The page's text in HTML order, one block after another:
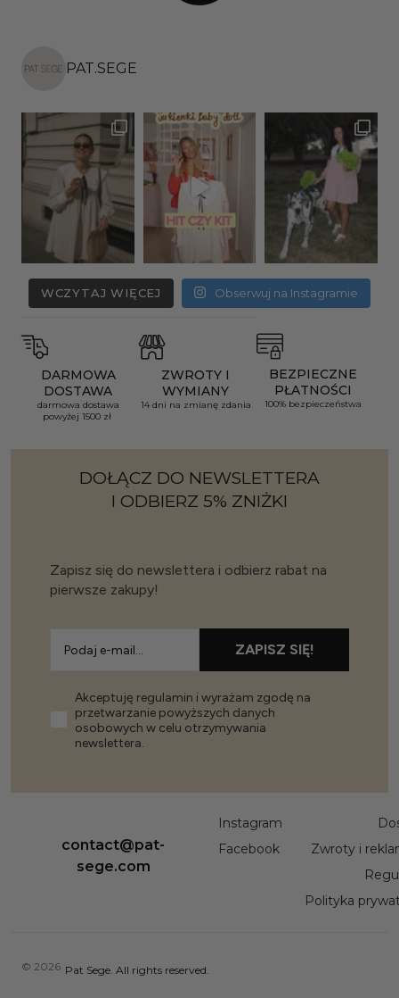
PAT.SEGE
WCZYTAJ WIĘCEJ Obserwuj na Instagramie
DARMOWA
DOSTAWA
darmowa dostawa
powyżej 1500 zł
ZWROTY I
WYMIANY
14 dni na zmianę zdania
BEZPIECZNE
PŁATNOŚCI
100% bezpieczeństwa
DOŁĄCZ DO NEWSLETTERA
I ODBIERZ 5% ZNIŻKI
Zapisz się do newslettera i odbierz rabat na
pierwsze zakupy!
ZAPISZ SIĘ!
Akceptuję regulamin i wyrażam zgodę na
przetwarzanie powyższych danych
osobowych w celu otrzymywania
newslettera.
contact@pat-
sege.com
Instagram
Facebook
Zwroty i
Polityka
© 2026 Pat Sege. All rights reserved.